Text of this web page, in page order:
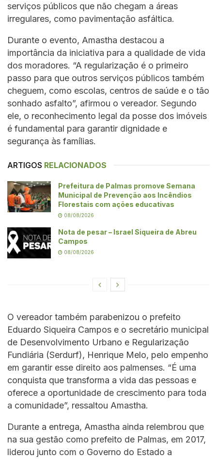
serviços públicos que não chegam a áreas
irregulares, como pavimentação asfáltica.
Durante o evento, Amastha destacou a
importância da iniciativa para a qualidade de vida
dos moradores. “A regularização é o primeiro
passo para que outros serviços públicos também
cheguem, como escolas, centros de saúde e o tão
sonhado asfalto”, afirmou o vereador. Segundo
ele, o reconhecimento legal da posse dos imóveis
é fundamental para garantir dignidade e
segurança às famílias.
ARTIGOS RELACIONADOS
Prefeitura de Palmas promove Semana
Municipal de Prevenção aos Incêndios
Florestais com ações educativas
08/08/2026
Nota de pesar – Israel Siqueira de Abreu
Campos
08/08/2026
O vereador também parabenizou o prefeito
Eduardo Siqueira Campos e o secretário municipal
de Desenvolvimento Urbano e Regularização
Fundiária (Serdurf), Henrique Melo, pelo empenho
em garantir esse direito aos palmenses. “É uma
conquista que transforma a vida das pessoas e
oferece a oportunidade de crescimento para toda
a comunidade”, ressaltou Amastha.
Durante a entrega, Amastha ainda relembrou que
na sua gestão como prefeito de Palmas, em 2017,
liderou junto com o Governo do Estado a